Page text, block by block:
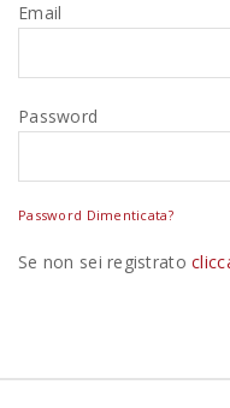
Email
Password
Password Dimenticata?
Se non sei registrato